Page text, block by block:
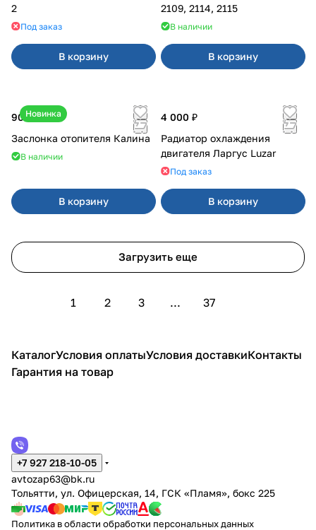
2
Под заказ
В корзину
2109, 2114, 2115
В наличии
В корзину
Новинка
900 ₽
Заслонка отопителя Калина
В наличии
В корзину
4 000 ₽
Радиатор охлаждения
двигателя Ларгус Luzar
Под заказ
В корзину
Загрузить еще
1 2 3 ... 37
КаталогУсловия оплатыУсловия доставкиКонтакты
Гарантия на товар
+7 927 218-10-05
avtozap63@bk.ru
Тольятти, ул. Офицерская, 14, ГСК «Пламя», бокс 225
Политика в области обработки персональных данных